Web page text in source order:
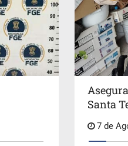
Santa
7 de